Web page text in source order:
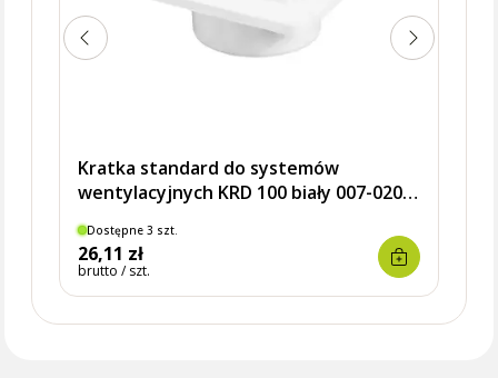
Kratka standard do systemów
wentylacyjnych KRD 100 biały 007-0201
Dostępne 3 szt.
26,11 zł
brutto / szt.